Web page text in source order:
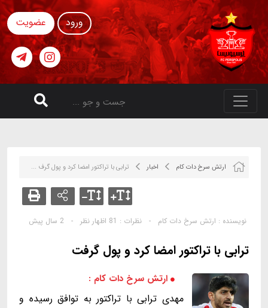
ورود عضویت
ارتش سرخ دات کام اخبار ترابی با تراکتور امضا کرد و پول گرف ...
نویسنده : ارتش سرخ دات کام - نظرات : 81 اظهار نظر - 2 سال پیش
ترابی با تراکتور امضا کرد و پول گرفت
ارتش سرخ دات کام :
مهدی ترابی با تراکتور به توافق رسیده و